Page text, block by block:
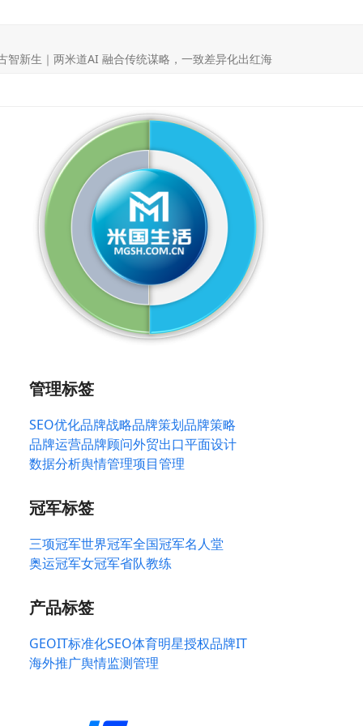
智新生｜两米道AI 融合传统谋略，一致差异化出红海
管理标签
SEO优化品牌战略品牌策划品牌策略
品牌运营品牌顾问外贸出口平面设计
数据分析舆情管理项目管理
冠军标签
三项冠军世界冠军全国冠军名人堂
奥运冠军女冠军省队教练
产品标签
GEOIT标准化SEO体育明星授权品牌IT
海外推广舆情监测管理